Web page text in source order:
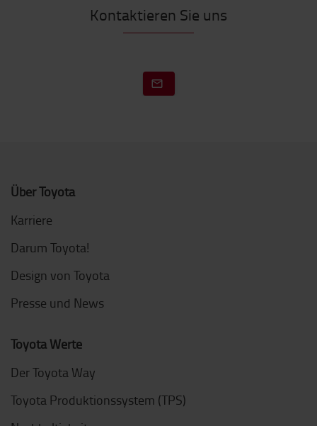
Kontaktieren Sie uns
Über Toyota
Karriere
Darum Toyota!
Design von Toyota
Presse und News
Toyota Werte
Der Toyota Way
Toyota Produktionssystem (TPS)